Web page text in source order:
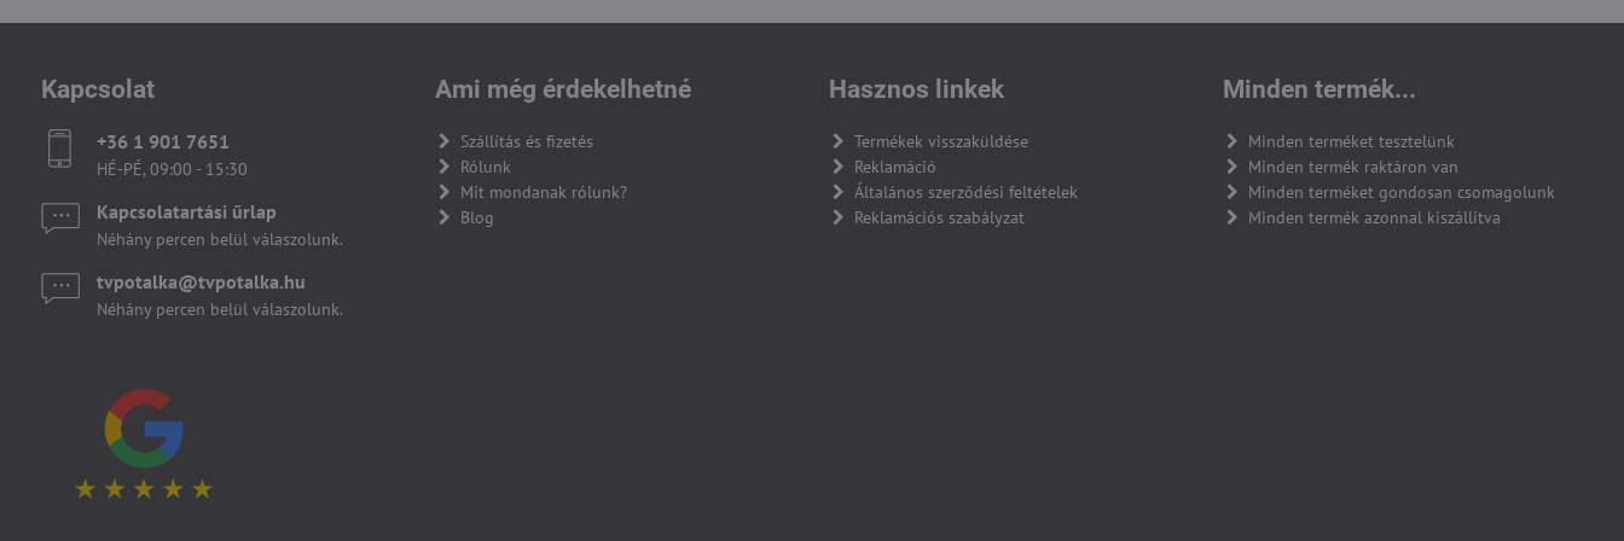
Kapcsolat
+36 1 901 7651
HÉ-PÉ, 09:00 - 15:30
Kapcsolatartási űrlap
Néhány percen belül válaszolunk.
tvpotalka​@tvpotalka​.hu
Néhány percen belül válaszolunk.
Ami még érdekelhetné
Szállítás és fizetés
Rólunk
Mit mondanak rólunk?
Blog
Hasznos linkek
Termékek visszaküldése
Reklamáció
Általános szerződési feltételek
Reklamációs szabályzat
Minden termék...
Minden terméket tesztelünk
Minden termék raktáron van
Minden terméket gondosan csomagolunk
Minden termék azonnal kiszállítva